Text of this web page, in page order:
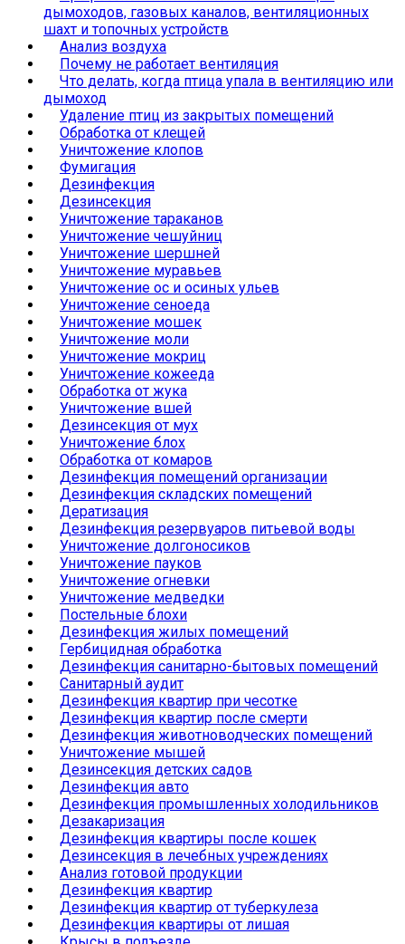
дымоходов, газовых каналов, вентиляционных
шахт и топочных устройств
Анализ воздуха
Почему не работает вентиляция
Что делать, когда птица упала в вентиляцию или
дымоход
Удаление птиц из закрытых помещений
Обработка от клещей
Уничтожение клопов
Фумигация
Дезинфекция
Дезинсекция
Уничтожение тараканов
Уничтожение чешуйниц
Уничтожение шершней
Уничтожение муравьев
Уничтожение ос и осиных ульев
Уничтожение сеноеда
Уничтожение мошек
Уничтожение моли
Уничтожение мокриц
Уничтожение кожееда
Обработка от жука
Уничтожение вшей
Дезинсекция от мух
Уничтожение блох
Обработка от комаров
Дезинфекция помещений организации
Дезинфекция складских помещений
Дератизация
Дезинфекция резервуаров питьевой воды
Уничтожение долгоносиков
Уничтожение пауков
Уничтожение огневки
Уничтожение медведки
Постельные блохи
Дезинфекция жилых помещений
Гербицидная обработка
Дезинфекция санитарно-бытовых помещений
Санитарный аудит
Дезинфекция квартир при чесотке
Дезинфекция квартир после смерти
Дезинфекция животноводческих помещений
Уничтожение мышей
Дезинсекция детских садов
Дезинфекция авто
Дезинфекция промышленных холодильников
Дезакаризация
Дезинфекция квартиры после кошек
Дезинсекция в лечебных учреждениях
Анализ готовой продукции
Дезинфекция квартир
Дезинфекция квартир от туберкулеза
Дезинфекция квартиры от лишая